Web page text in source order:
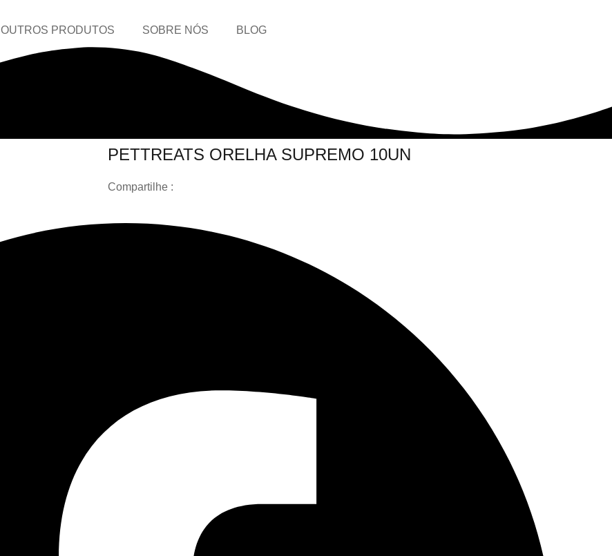
OUTROS PRODUTOS SOBRE NÓS BLOG
PETTREATS ORELHA SUPREMO 10UN
Compartilhe :